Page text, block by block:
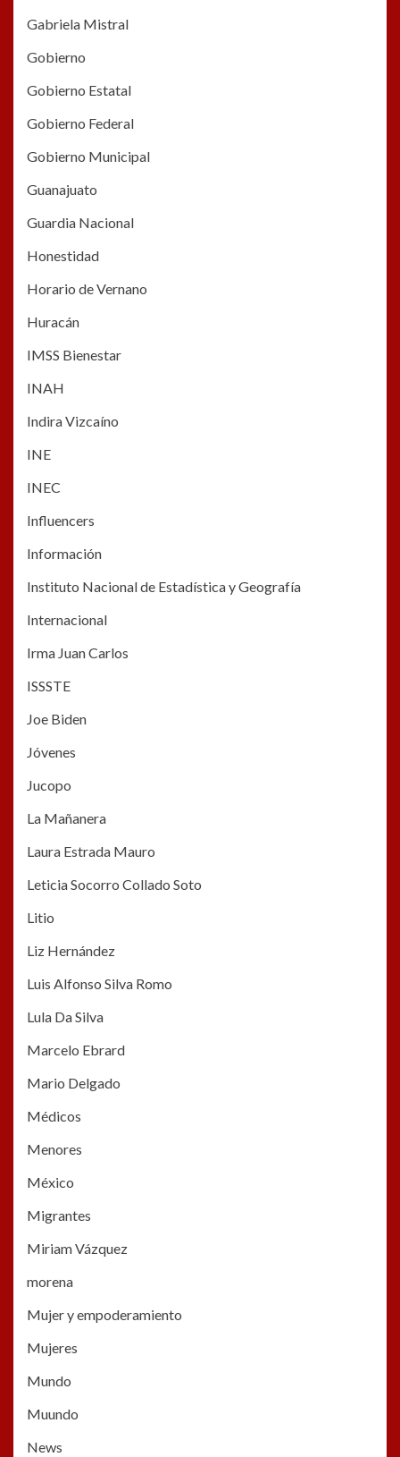
Gabriela Mistral
Gobierno
Gobierno Estatal
Gobierno Federal
Gobierno Municipal
Guanajuato
Guardia Nacional
Honestidad
Horario de Vernano
Huracán
IMSS Bienestar
INAH
Indira Vizcaíno
INE
INEC
Influencers
Información
Instituto Nacional de Estadística y Geografía
Internacional
Irma Juan Carlos
ISSSTE
Joe Biden
Jóvenes
Jucopo
La Mañanera
Laura Estrada Mauro
Leticia Socorro Collado Soto
Litio
Liz Hernández
Luis Alfonso Silva Romo
Lula Da Silva
Marcelo Ebrard
Mario Delgado
Médicos
Menores
México
Migrantes
Miriam Vázquez
morena
Mujer y empoderamiento
Mujeres
Mundo
Muundo
News